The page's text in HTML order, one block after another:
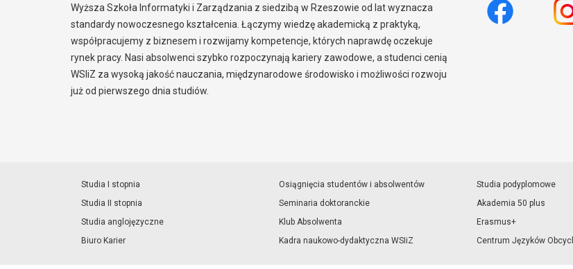
Wyższa Szkoła Informatyki i Zarządzania z siedzibą w Rzeszowie od lat wyznacza
standardy nowoczesnego kształcenia. Łączymy wiedzę akademicką z praktyką,
współpracujemy z biznesem i rozwijamy kompetencje, których naprawdę oczekuje
rynek pracy. Nasi absolwenci szybko rozpoczynają kariery zawodowe, a studenci cenią
WSIiZ za wysoką jakość nauczania, międzynarodowe środowisko i możliwości rozwoju
już od pierwszego dnia studiów.
Studia I stopnia
Studia II stopnia
Studia anglojęzyczne
Biuro Karier
Osiągnięcia studentów i absolwentów
Seminaria doktoranckie
Klub Absolwenta
Kadra naukowo-dydaktyczna WSIiZ
Studia podyplomowe
Akademia 50 plus
Erasmus+
Centrum Języków